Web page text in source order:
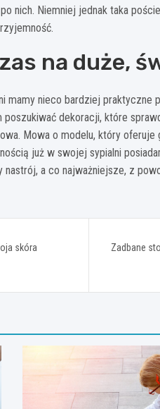
nich. Niemniej jednak taka
na duże,
mamy nieco bardziej
dekoracji, które
Mowa o modelu, który
już w swojej sypialni
a co najważniejsze, z
skóra
Zadbane